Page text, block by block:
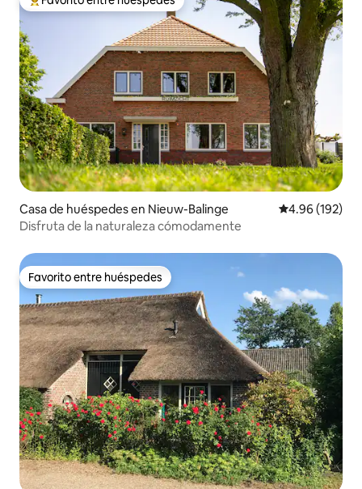
Favorito entre huéspedes preferido
Casa de huéspedes en Nieuw-Balinge Calificación
4.96 (192)
Disfruta de la naturaleza cómodamente
Favorito entre huéspedes
Favorito entre huéspedes